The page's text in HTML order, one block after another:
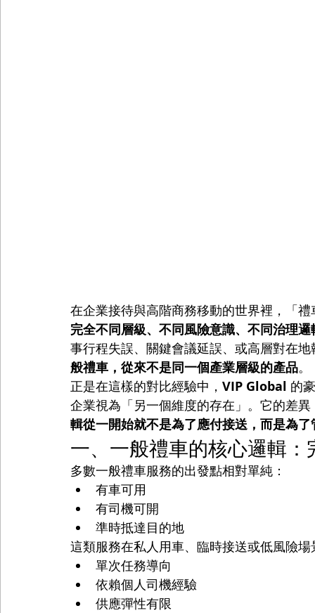
在企業接待與高階商務移動的世界裡，「
完全不同層級、不同風險意識、不同治理
事行程失誤、關鍵會議延誤、或高層對在
般禮車，從來不是同一個產業層級的產品。
正是在這樣的對比經驗中， VIP Global 的
企業視為「另一個維度的存在」。它的差
輯從一開始就不是為了應付接送，而是為
一、一般禮車的核心邏輯：
多數一般禮車服務的出發點相對單純：
有車可用
有司機可開
準時抵達目的地
這類服務在私人用車、臨時接送或低風險
單次任務導向
依賴個人司機經驗
供應彈性有限